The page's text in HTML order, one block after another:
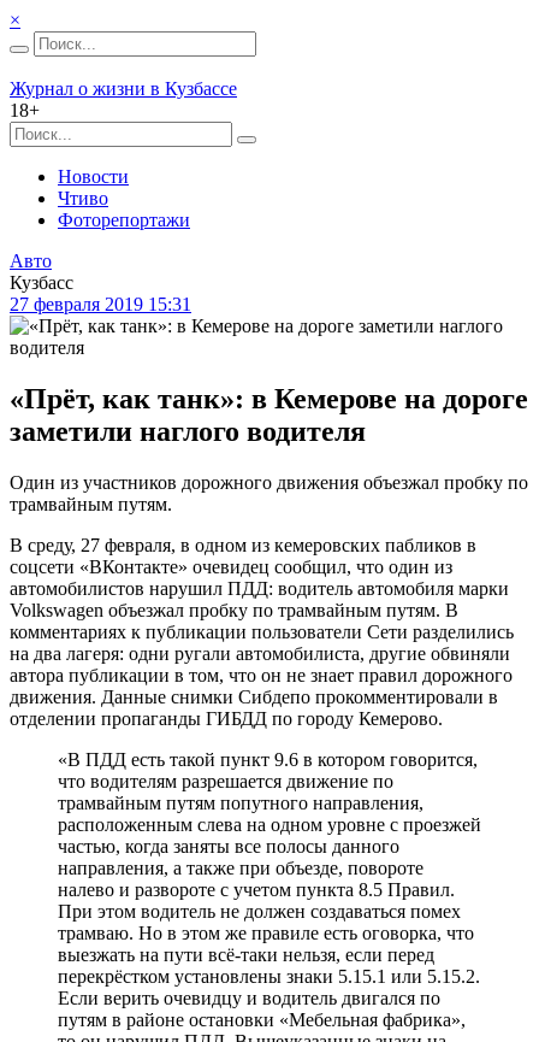
×
Журнал о жизни в Кузбассе
18+
Новости
Чтиво
Фоторепортажи
Авто
Кузбасс
27 февраля 2019 15:31
«Прёт, как танк»: в Кемерове на дороге
заметили наглого водителя
Один из участников дорожного движения объезжал пробку по
трамвайным путям.
В среду, 27 февраля, в одном из кемеровских пабликов в
соцсети «ВКонтакте» очевидец сообщил, что один из
автомобилистов нарушил ПДД: водитель автомобиля марки
Volkswagen объезжал пробку по трамвайным путям. В
комментариях к публикации пользователи Сети разделились
на два лагеря: одни ругали автомобилиста, другие обвиняли
автора публикации в том, что он не знает правил дорожного
движения. Данные снимки Сибдепо прокомментировали в
отделении пропаганды ГИБДД по городу Кемерово.
«В ПДД есть такой пункт 9.6 в котором говорится,
что водителям разрешается движение по
трамвайным путям попутного направления,
расположенным слева на одном уровне с проезжей
частью, когда заняты все полосы данного
направления, а также при объезде, повороте
налево и развороте с учетом пункта 8.5 Правил.
При этом водитель не должен создаваться помех
трамваю. Но в этом же правиле есть оговорка, что
выезжать на пути всё-таки нельзя, если перед
перекрёстком установлены знаки 5.15.1 или 5.15.2.
Если верить очевидцу и водитель двигался по
путям в районе остановки «Мебельная фабрика»,